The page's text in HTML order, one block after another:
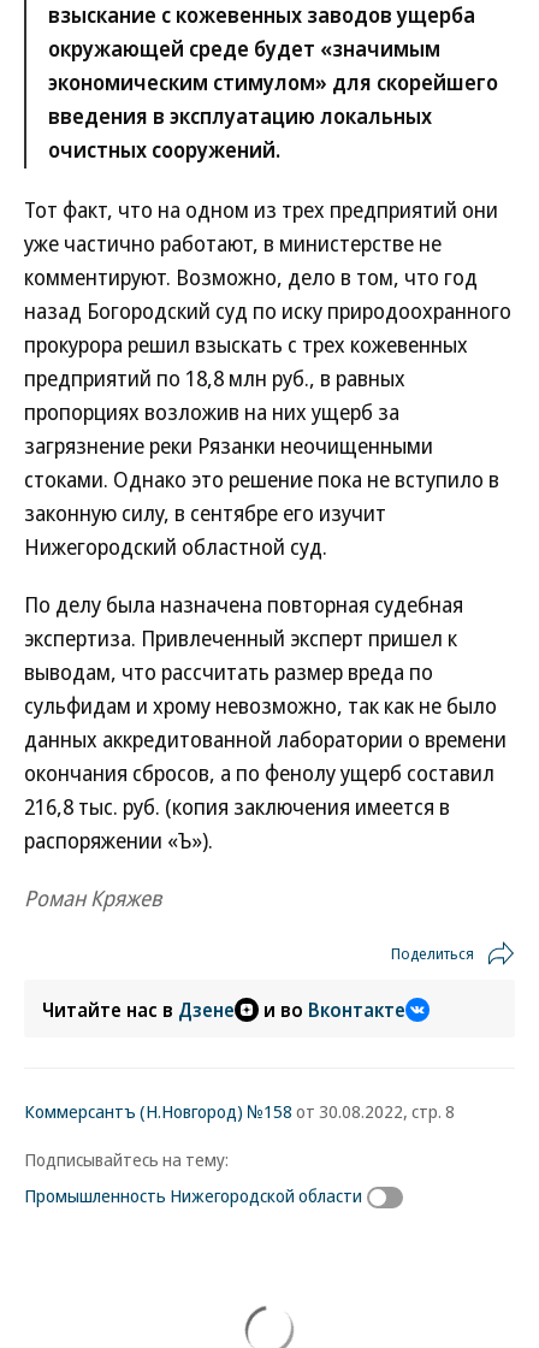
взыскание с кожевенных заводов ущерба
окружающей среде будет «значимым
экономическим стимулом» для скорейшего
введения в эксплуатацию локальных
очистных сооружений.
Тот факт, что на одном из трех предприятий они
уже частично работают, в министерстве не
комментируют. Возможно, дело в том, что год
назад Богородский суд по иску природоохранного
прокурора решил взыскать с трех кожевенных
предприятий по 18,8 млн руб., в равных
пропорциях возложив на них ущерб за
загрязнение реки Рязанки неочищенными
стоками. Однако это решение пока не вступило в
законную силу, в сентябре его изучит
Нижегородский областной суд.
По делу была назначена повторная судебная
экспертиза. Привлеченный эксперт пришел к
выводам, что рассчитать размер вреда по
сульфидам и хрому невозможно, так как не было
данных аккредитованной лаборатории о времени
окончания сбросов, а по фенолу ущерб составил
216,8 тыс. руб. (копия заключения имеется в
распоряжении «Ъ»).
Роман Кряжев
Поделиться
Читайте нас в Дзене и во Вконтакте
Коммерсантъ (Н.Новгород) №158 от 30.08.2022, стр. 8
Подписывайтесь на тему:
Промышленность Нижегородской области